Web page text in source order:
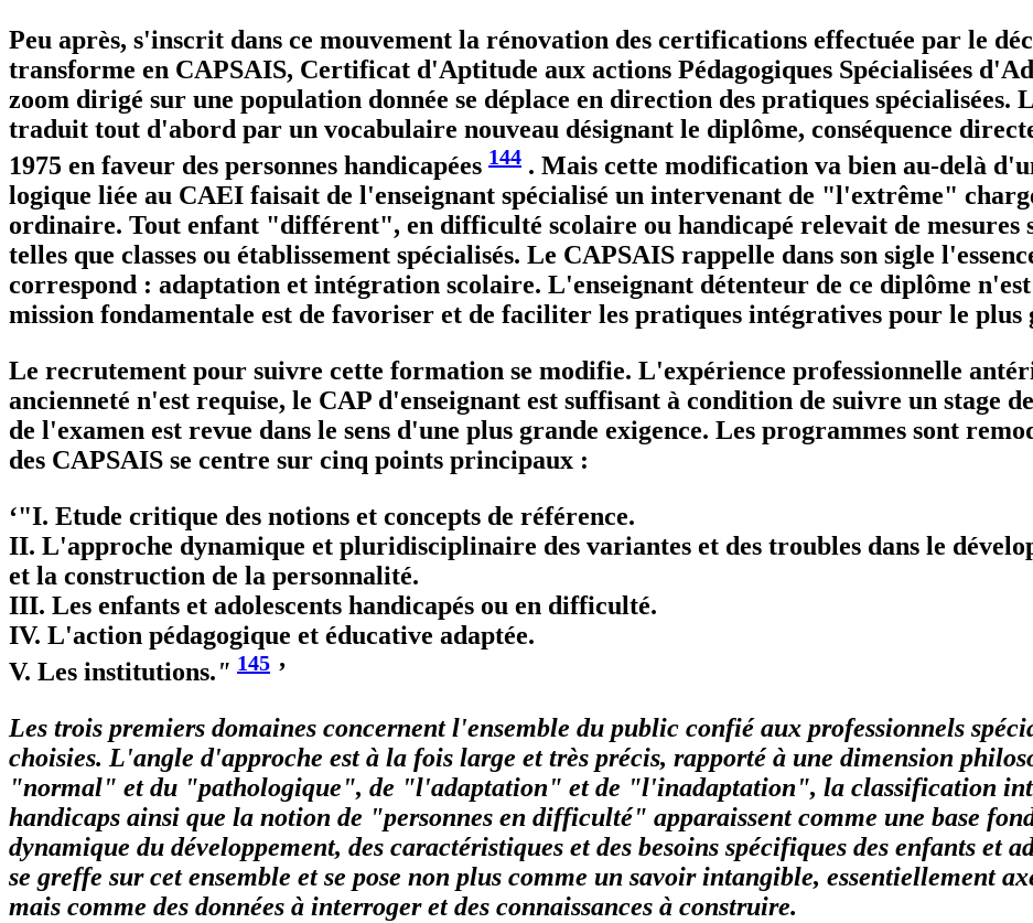
Peu après, s'inscrit dans ce mouvement la rénovation des certifications effectuée par le
transforme en CAPSAIS, Certificat d'Aptitude aux actions Pédagogiques Spécialisées
zoom dirigé sur une population donnée se déplace en direction des pratiques
traduit tout d'abord par un vocabulaire nouveau désignant le diplôme, conséquence
1975 en faveur des personnes handicapées 144 . Mais cette modification va bien au-delà
logique liée au CAEI faisait de l'enseignant spécialisé un intervenant de "l'extrême"
ordinaire. Tout enfant "différent", en difficulté scolaire ou handicapé relevait de mesures
telles que classes ou établissement spécialisés. Le CAPSAIS rappelle dans son sigle
correspond : adaptation et intégration scolaire. L'enseignant détenteur de ce diplôme
mission fondamentale est de favoriser et de faciliter les pratiques intégratives pour le plus
Le recrutement pour suivre cette formation se modifie. L'expérience professionnelle
ancienneté n'est requise, le CAP d'enseignant est suffisant à condition de suivre un stage
de l'examen est revue dans le sens d'une plus grande exigence. Les programmes sont
des CAPSAIS se centre sur cinq points principaux :
‘"I. Etude critique des notions et concepts de référence.
II. L'approche dynamique et pluridisciplinaire des variantes et des troubles dans le
et la construction de la personnalité.
III. Les enfants et adolescents handicapés ou en difficulté.
IV. L'action pédagogique et éducative adaptée.
V. Les institutions." 145 ’
Les trois premiers domaines concernent l'ensemble du public confié aux professionnels
choisies. L'angle d'approche est à la fois large et très précis, rapporté à une dimension
"normal" et du "pathologique", de "l'adaptation" et de "l'inadaptation", la classification
handicaps ainsi que la notion de "personnes en difficulté" apparaissent comme une base
dynamique du développement, des caractéristiques et des besoins spécifiques des enfants et
se greffe sur cet ensemble et se pose non plus comme un savoir intangible, essentiellement
mais comme des données à interroger et des connaissances à construire.